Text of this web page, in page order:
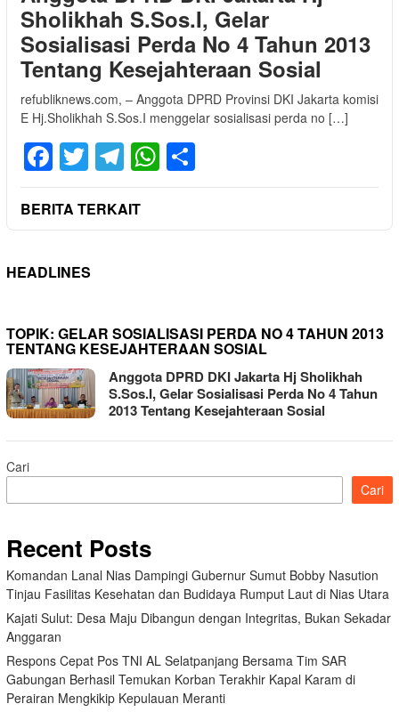
Sholikhah S.Sos.I, Gelar
Sosialisasi Perda No 4 Tahun 2013
Tentang Kesejahteraan Sosial
refubliknews.com, – Anggota DPRD Provinsi DKI Jakarta komisi
E Hj.Sholikhah S.Sos.I menggelar sosialisasi perda no […]
Facebook
Twitter
Telegram
WhatsApp
BERITA TERKAIT
HEADLINES
TOPIK: GELAR SOSIALISASI PERDA NO 4 TAHUN 2013
TENTANG KESEJAHTERAAN SOSIAL
Anggota DPRD DKI Jakarta Hj Sholikhah
S.Sos.I, Gelar Sosialisasi Perda No 4 Tahun
2013 Tentang Kesejahteraan Sosial
Cari
Cari
Recent Posts
Komandan Lanal Nias Dampingi Gubernur Sumut Bobby Nasution
Tinjau Fasilitas Kesehatan dan Budidaya Rumput Laut di Nias Utara
Kajati Sulut: Desa Maju Dibangun dengan Integritas, Bukan Sekadar
Anggaran
Respons Cepat Pos TNI AL Selatpanjang Bersama Tim SAR
Gabungan Berhasil Temukan Korban Terakhir Kapal Karam di
Perairan Mengkikip Kepulauan Meranti